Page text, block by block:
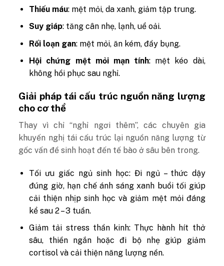
Thiếu máu: mệt mỏi, da xanh, giảm tập trung.
Suy giáp: tăng cân nhẹ, lạnh, uể oải.
Rối loạn gan: mệt mỏi, ăn kém, đầy bụng.
Hội chứng mệt mỏi mạn tính: mệt kéo dài,
không hồi phục sau nghỉ.
Giải pháp tái cấu trúc nguồn năng lượng
cho cơ thể
Thay vì chỉ “nghỉ ngơi thêm”, các chuyên gia
khuyến nghị tái cấu trúc lại nguồn năng lượng từ
gốc vấn đề sinh hoạt đến tế bào ở sâu bên trong.
Tối ưu giấc ngủ sinh học:Đi ngủ – thức dậy
đúng giờ, hạn chế ánh sáng xanh buổi tối giúp
cải thiện nhịp sinh học và giảm mệt mỏi đáng
kể sau 2 – 3 tuần.
Giảm tải stress thần kinh: Thực hành hít thở
sâu, thiền ngắn hoặc đi bộ nhẹ giúp giảm
cortisol và cải thiện năng lượng nền.